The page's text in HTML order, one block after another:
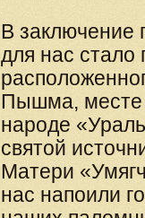
В заключение
для нас
Пышма, месте
народе
святой
Матери
нас напоили